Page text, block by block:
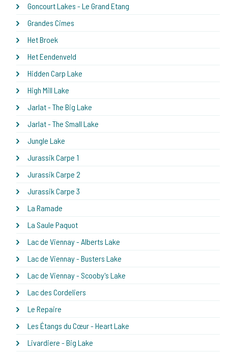
Goncourt Lakes - Le Grand Etang
Grandes Cimes
Het Broek
Het Eendenveld
Hidden Carp Lake
High Mill Lake
Jarlat - The Big Lake
Jarlat - The Small Lake
Jungle Lake
Jurassik Carpe 1
Jurassik Carpe 2
Jurassik Carpe 3
La Ramade
La Saule Paquot
Lac de Viennay - Alberts Lake
Lac de Viennay - Busters Lake
Lac de Viennay - Scooby's Lake
Lac des Cordeliers
Le Repaire
Les Étangs du Cœur - Heart Lake
Livardiere - Big Lake